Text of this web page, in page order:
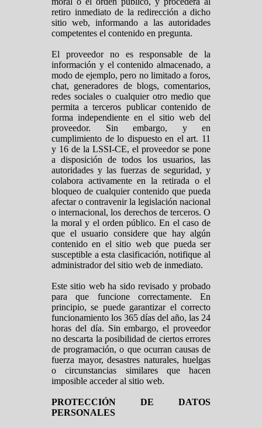
retiro inmediato de la redirección a dicho
sitio web, informando a las autoridades
competentes el contenido en pregunta.
El proveedor no es responsable de la
información y el contenido almacenado, a
modo de ejemplo, pero no limitado a foros,
chat, generadores de blogs, comentarios,
redes sociales o cualquier otro medio que
permita a terceros publicar contenido de
forma independiente en el sitio web del
proveedor. Sin embargo, y en
cumplimiento de lo dispuesto en el art. 11
y 16 de la LSSI-CE, el proveedor se pone
a disposición de todos los usuarios, las
autoridades y las fuerzas de seguridad, y
colabora activamente en la retirada o el
bloqueo de cualquier contenido que pueda
afectar o contravenir la legislación nacional
o internacional, los derechos de terceros. O
la moral y el orden público. En el caso de
que el usuario considere que hay algún
contenido en el sitio web que pueda ser
susceptible a esta clasificación, notifique al
administrador del sitio web de inmediato.
Este sitio web ha sido revisado y probado
para que funcione correctamente. En
principio, se puede garantizar el correcto
funcionamiento los 365 días del año, las 24
horas del día. Sin embargo, el proveedor
no descarta la posibilidad de ciertos errores
de programación, o que ocurran causas de
fuerza mayor, desastres naturales, huelgas
o circunstancias similares que hacen
imposible acceder al sitio web.
PROTECCIÓN DE DATOS
PERSONALES